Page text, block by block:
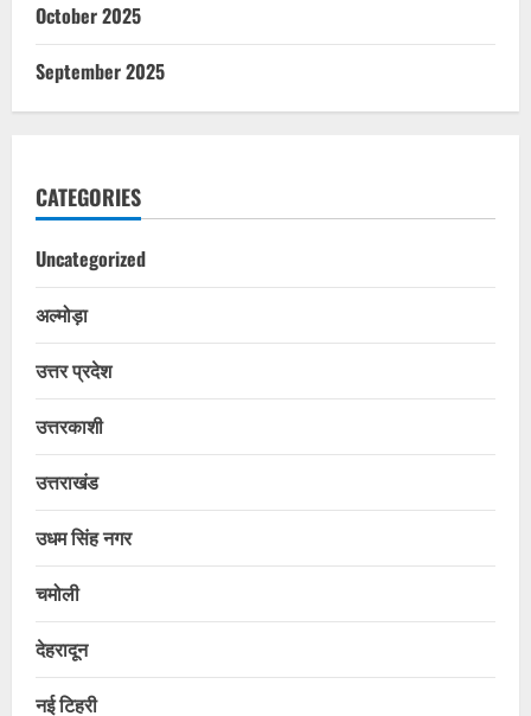
October 2025
September 2025
CATEGORIES
Uncategorized
अल्मोड़ा
उत्तर प्रदेश
उत्तरकाशी
उत्तराखंड
उधम सिंह नगर
चमोली
देहरादून
नई टिहरी